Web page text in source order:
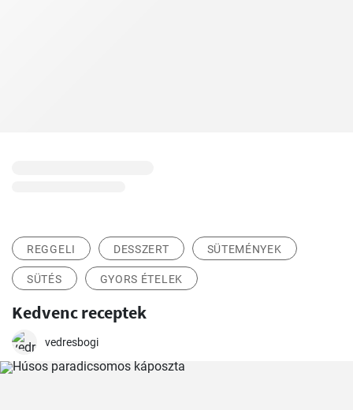
REGGELI DESSZERT SÜTEMÉNYEK
SÜTÉS GYORS ÉTELEK
Kedvenc receptek
vedresbogi